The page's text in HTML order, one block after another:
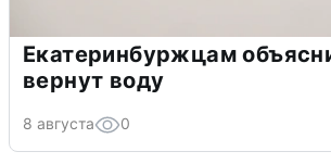
Екатеринбуржцам
вернут воду
8 августа 0